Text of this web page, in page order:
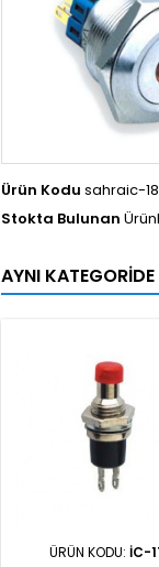
Ürün Kodu sahraic-
Stokta Bulunan
AYNI
ÜRÜN KODU: IC-